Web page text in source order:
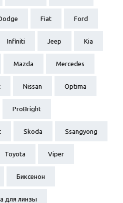
Fiat Ford
Infiniti Jeep Kia
Mazda Mercedes
Nissan Optima
ProBright
Skoda Ssangyong
Toyota Viper
Биксенон
для линзы